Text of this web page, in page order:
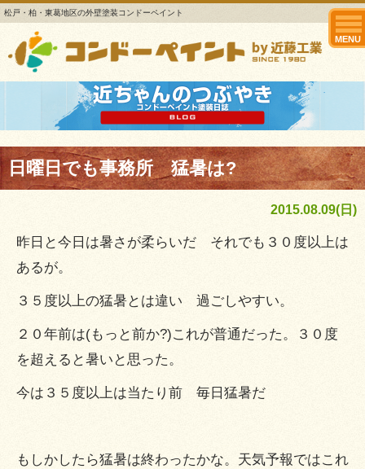
松戸・柏・東葛地区の外壁塗装コンドーペイント
MENU
日曜日でも事務所 猛暑は?
2015.08.09(日)
昨日と今日は暑さが柔らいだ それでも３０度以上は
あるが。
３５度以上の猛暑とは違い 過ごしやすい。
２０年前は(もっと前か?)これが普通だった。３０度
を超えると暑いと思った。
今は３５度以上は当たり前 毎日猛暑だ
もしかしたら猛暑は終わったかな。天気予報ではこれ